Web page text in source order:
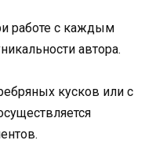
работе с каждым
автора.
кусков или с